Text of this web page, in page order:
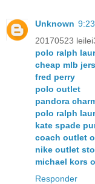
Unknown
20170523
polo ralph
cheap mlb
fred perry
polo outlet
pandora
polo ralph
kate spade
coach outlet
nike outlet
michael kors
Responder